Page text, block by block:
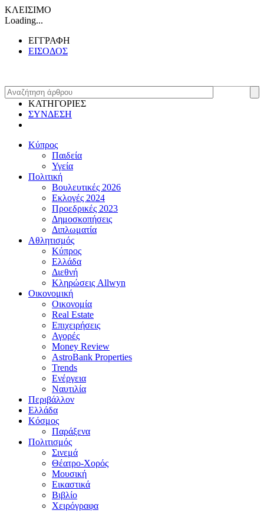
ΚΛΕΙΣΙΜΟ
Loading...
ΕΓΓΡΑΦΗ
ΕΙΣΟΔΟΣ
ΚΑΤΗΓΟΡΙΕΣ
ΣΥΝΔΕΣΗ
Κύπρος
Παιδεία
Υγεία
Πολιτική
Βουλευτικές 2026
Εκλογές 2024
Προεδρικές 2023
Δημοσκοπήσεις
Διπλωματία
Αθλητισμός
Κύπρος
Ελλάδα
Διεθνή
Κληρώσεις Allwyn
Οικονομική
Οικονομία
Real Estate
Επιχειρήσεις
Αγορές
Money Review
AstroBank Properties
Trends
Ενέργεια
Ναυτιλία
Περιβάλλον
Ελλάδα
Κόσμος
Παράξενα
Πολιτισμός
Σινεμά
Θέατρο-Χορός
Μουσική
Εικαστικά
Βιβλίο
Χειρόγραφα